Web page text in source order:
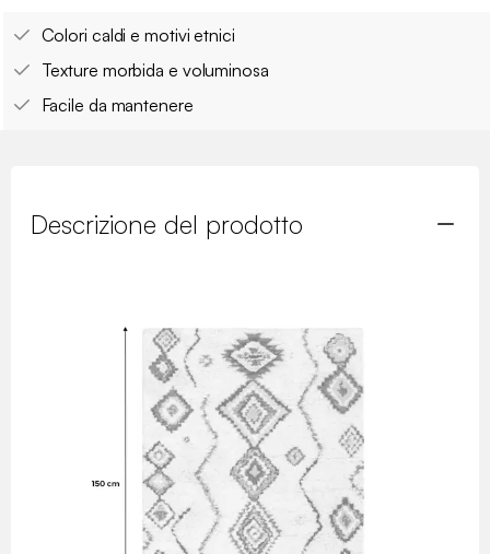
Colori caldi e motivi etnici
Texture morbida e voluminosa
Facile da mantenere
Descrizione del prodotto